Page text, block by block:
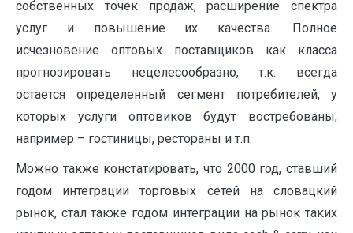
собственных точек продаж, расширение спектра
услуг и повышение их качества. Полное
исчезновение оптовых поставщиков как класса
прогнозировать нецелесообразно, т.к. всегда
остается определенный сегмент потребителей, у
которых услуги оптовиков будут востребованы,
например – гостиницы, рестораны и т.п.
Можно также констатировать, что 2000 год, ставший
годом интеграции торговых сетей на словацкий
рынок, стал также годом интеграции на рынок таких